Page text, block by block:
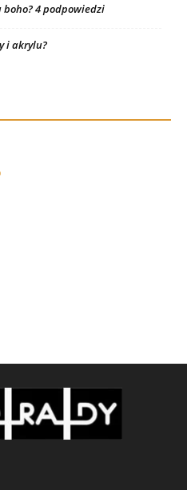
4 podpowiedzi
i akrylu?